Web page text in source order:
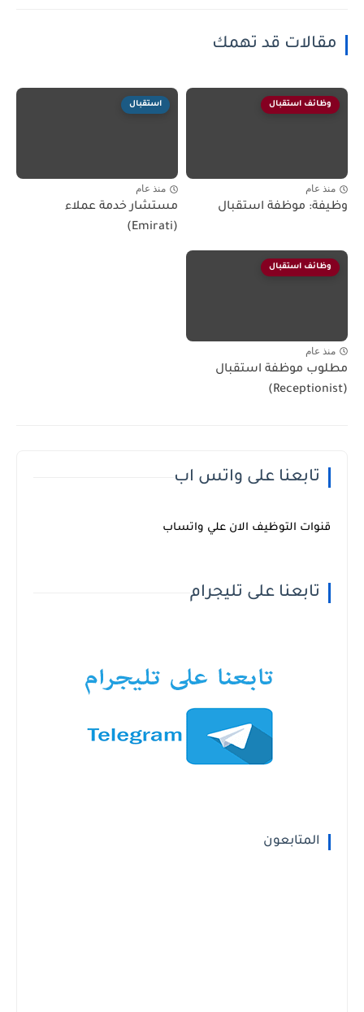
مقالات قد تهمك
وظائف استقبال
منذ عام
وظيفة: موظفة استقبال
استقبال
منذ عام
مستشار خدمة عملاء
(Emirati)
وظائف استقبال
منذ عام
مطلوب موظفة استقبال
(Receptionist)
تابعنا على واتس اب
قنوات التوظيف الان علي واتساب
تابعنا على تليجرام
المتابعون